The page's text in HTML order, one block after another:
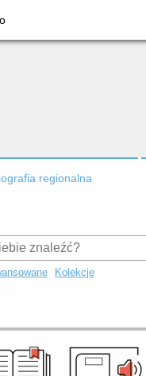
regionalna
Kolekcje